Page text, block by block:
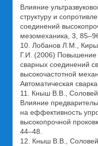
Влияние
структуру и
соединений
мезомеханика, 3,
10. Лобанов Л.М.,
Г.И. (2006) Повышение
сварных соединений
высокочастотной
Автоматическая
11. Кныш В.В.,
Влияние
на еффективность
высокопрочной
44–48.
12. Кныш В.В.,